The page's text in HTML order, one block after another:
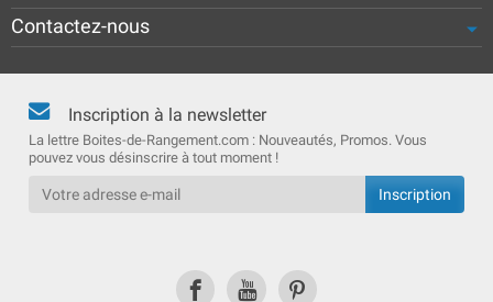
Contactez-nous
Inscription à la newsletter
La lettre Boites-de-Rangement.com : Nouveautés, Promos. Vous
pouvez vous désinscrire à tout moment !